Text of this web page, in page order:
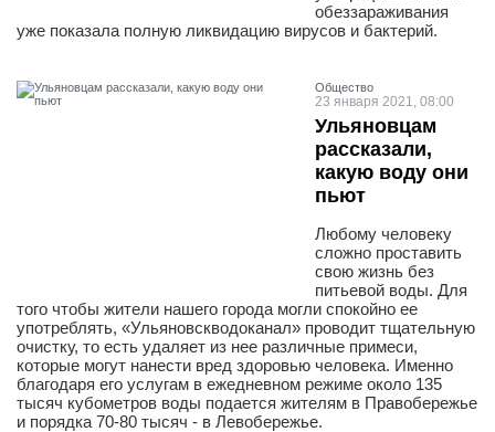
обеззараживания
уже показала полную ликвидацию вирусов и бактерий.
Общество
23 января 2021, 08:00
Ульяновцам
рассказали,
какую воду они
пьют
Любому человеку
сложно проставить
свою жизнь без
питьевой воды. Для
того чтобы жители нашего города могли спокойно ее
употреблять, «Ульяновскводоканал» проводит тщательную
очистку, то есть удаляет из нее различные примеси,
которые могут нанести вред здоровью человека. Именно
благодаря его услугам в ежедневном режиме около 135
тысяч кубометров воды подается жителям в Правобережье
и порядка 70-80 тысяч - в Левобережье.